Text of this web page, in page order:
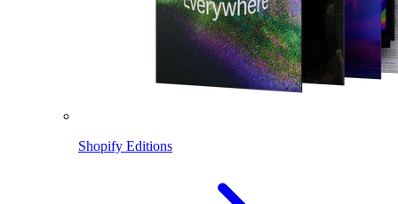
Shopify Editions